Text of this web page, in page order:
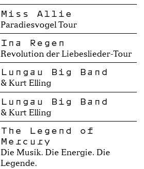
Miss Allie
Paradiesvogel Tour
Ina Regen
Revolution der Liebeslieder-Tour
Lungau Big Band
& Kurt Elling
Lungau Big Band
& Kurt Elling
The Legend of
Mercury
Die Musik. Die Energie. Die
Legende.